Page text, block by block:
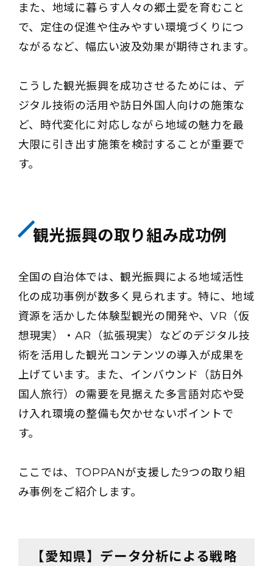
また、地域に暮らす人々の郷土愛を育むこと
で、定住の促進や住みやすい環境づくりにつ
ながるなど、幅広い波及効果が期待されます。
こうした観光振興を成功させるためには、デ
ジタル技術の活用や訪日外国人向けの施策な
ど、時代変化に対応しながら地域の魅力を最
大限に引き出す施策を検討することが重要で
す。
観光振興の取り組み成功例
全国の自治体では、観光振興による地域活性
化の成功事例が数多く見られます。特に、地域
資源を活かした体験型観光の開発や、VR（仮
想現実）・AR（拡張現実）などのデジタル技
術を活用した観光コンテンツの導入が成果を
上げています。また、インバウンド（訪日外
国人旅行）の需要を見据えた多言語対応や受
け入れ環境の整備も欠かせないポイントで
す。
ここでは、TOPPANが支援した9つの取り組
み事例をご紹介します。
【愛知県】データ分析による戦略